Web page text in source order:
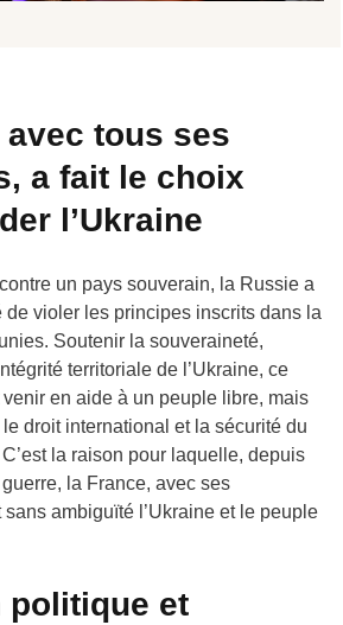
avec tous ses
a fait le choix
l’Ukraine
un pays souverain, la Russie a
violer les principes inscrits dans la
Soutenir la souveraineté,
territoriale de l’Ukraine, ce
venir en aide à un peuple libre, mais
droit international et la sécurité du
la raison pour laquelle, depuis
la France, avec ses
ambiguïté l’Ukraine et le peuple
politique et